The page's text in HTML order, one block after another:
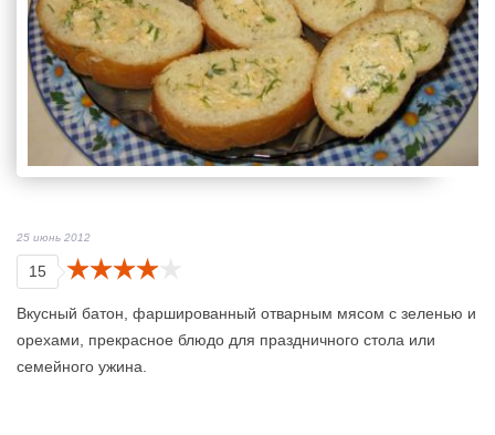
25 июнь 2012
15
Вкусный батон, фаршированный отварным мясом с зеленью и
орехами, прекрасное блюдо для праздничного стола или
семейного ужина.